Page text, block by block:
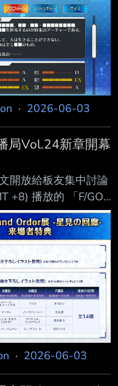
關劇情 祝各位板友攻
· 2026-06-03
局Vol.24新章開幕
開放給板友集中討論
+8) 播放的 「F/GO
？？？編 鄉愁永巡刻
SP」直播節目 來賓
橋花林 主持人 黑手
lv350619530
eoX0JFtWbRA
· 2026-06-03